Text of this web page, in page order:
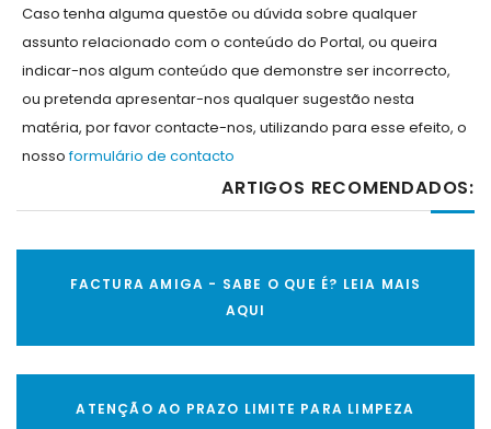
Caso tenha alguma questõe ou dúvida sobre qualquer
assunto relacionado com o conteúdo do Portal, ou queira
indicar-nos algum conteúdo que demonstre ser incorrecto,
ou pretenda apresentar-nos qualquer sugestão nesta
matéria, por favor contacte-nos, utilizando para esse efeito, o
nossoformulário de contacto
ARTIGOS RECOMENDADOS:
FACTURA AMIGA - SABE O QUE É? LEIA MAIS
AQUI
ATENÇÃO AO PRAZO LIMITE PARA LIMPEZA